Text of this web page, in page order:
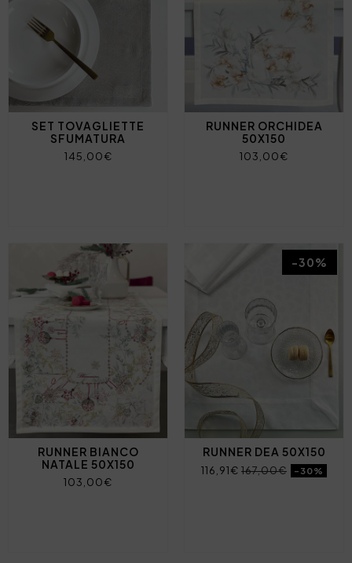
SET TOVAGLIETTE
SFUMATURA
145,00€
RUNNER ORCHIDEA
50X150
103,00€
RUNNER BIANCO
NATALE 50X150
103,00€
RUNNER DEA 50X150
116,91€ 167,00€ -30%
-30%